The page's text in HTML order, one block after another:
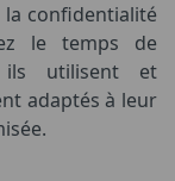
confidentialité
le temps de
ils utilisent et
adaptés à leur